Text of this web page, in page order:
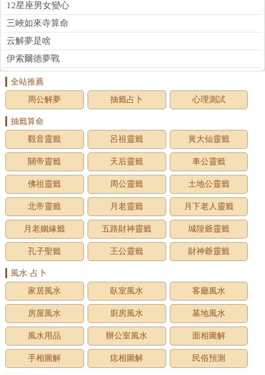
12星座男女變心
三峽如來寺算命
云解夢是啥
伊索爾德夢戰
全站推薦
周公解夢
抽籤占卜 心理測試
抽籤算命
觀音靈籤
呂祖靈籤 黃大仙靈籤
關帝靈籤 天后靈籤 車公靈籤
佛祖靈籤 周公靈籤 土地公靈籤
北帝靈籤 月老靈籤 月下老人靈籤
月老姻緣籤 五路財神靈籤 城隍爺靈籤
孔子聖籤 王公靈籤 財神爺靈籤
風水·占卜
家居風水
臥室風水 客廳風水
房屋風水 廚房風水 墓地風水
風水用品 辦公室風水 面相圖解
手相圖解 痣相圖解 民俗預測